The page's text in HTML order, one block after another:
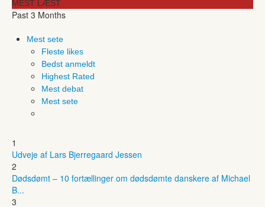
MEST LÆST
Past 3 Months
Mest sete
Fleste likes
Bedst anmeldt
Highest Rated
Mest debat
Mest sete
1
Udveje af Lars Bjerregaard Jessen
2
Dødsdømt – 10 fortællinger om dødsdømte danskere af Michael
B...
3